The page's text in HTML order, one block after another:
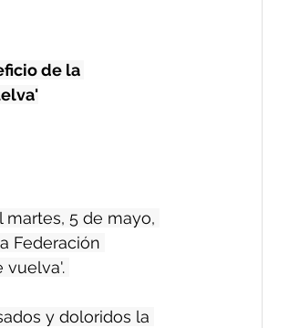
de la
martes, 5 de mayo,
Federación
vuelva'.
y doloridos la